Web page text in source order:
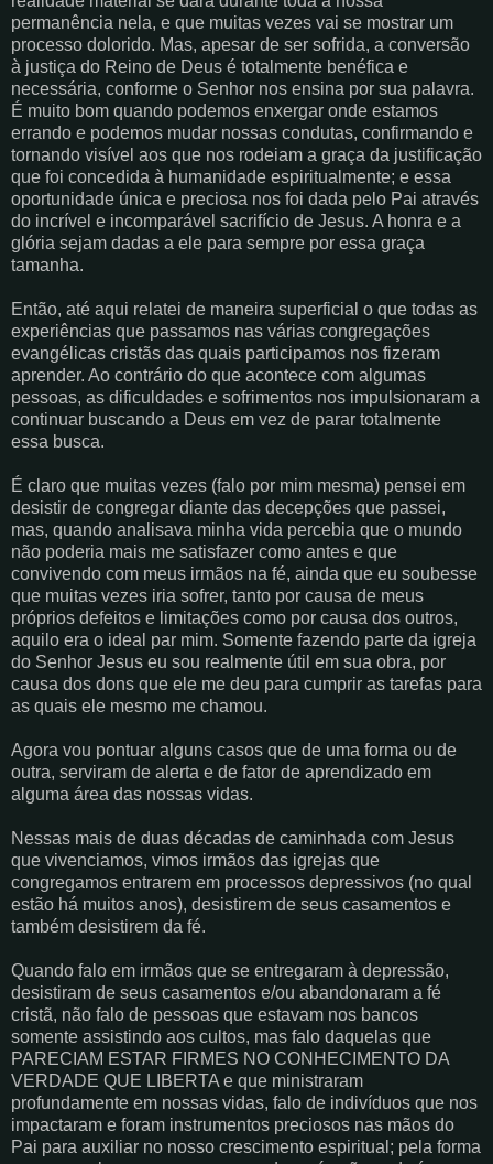
permanência nela, e que muitas vezes vai se mostrar um
processo dolorido. Mas, apesar de ser sofrida, a conversão
à justiça do Reino de Deus é totalmente benéfica e
necessária, conforme o Senhor nos ensina por sua palavra.
É muito bom quando podemos enxergar onde estamos
errando e podemos mudar nossas condutas, confirmando e
tornando visível aos que nos rodeiam a graça da justificação
que foi concedida à humanidade espiritualmente; e essa
oportunidade única e preciosa nos foi dada pelo Pai através
do incrível e incomparável sacrifício de Jesus. A honra e a
glória sejam dadas a ele para sempre por essa graça
tamanha.
Então, até aqui relatei de maneira superficial o que todas as
experiências que passamos nas várias congregações
evangélicas cristãs das quais participamos nos fizeram
aprender. Ao contrário do que acontece com algumas
pessoas, as dificuldades e sofrimentos nos impulsionaram a
continuar buscando a Deus em vez de parar totalmente
essa busca.
É claro que muitas vezes (falo por mim mesma) pensei em
desistir de congregar diante das decepções que passei,
mas, quando analisava minha vida percebia que o mundo
não poderia mais me satisfazer como antes e que
convivendo com meus irmãos na fé, ainda que eu soubesse
que muitas vezes iria sofrer, tanto por causa de meus
próprios defeitos e limitações como por causa dos outros,
aquilo era o ideal par mim. Somente fazendo parte da igreja
do Senhor Jesus eu sou realmente útil em sua obra, por
causa dos dons que ele me deu para cumprir as tarefas para
as quais ele mesmo me chamou.
Agora vou pontuar alguns casos que de uma forma ou de
outra, serviram de alerta e de fator de aprendizado em
alguma área das nossas vidas.
Nessas mais de duas décadas de caminhada com Jesus
que vivenciamos, vimos irmãos das igrejas que
congregamos entrarem em processos depressivos (no qual
estão há muitos anos), desistirem de seus casamentos e
também desistirem da fé.
Quando falo em irmãos que se entregaram à depressão,
desistiram de seus casamentos e/ou abandonaram a fé
cristã, não falo de pessoas que estavam nos bancos
somente assistindo aos cultos, mas falo daquelas que
PARECIAM ESTAR FIRMES NO CONHECIMENTO DA
VERDADE QUE LIBERTA e que ministraram
profundamente em nossas vidas, falo de indivíduos que nos
impactaram e foram instrumentos preciosos nas mãos do
Pai para auxiliar no nosso crescimento espiritual; pela forma